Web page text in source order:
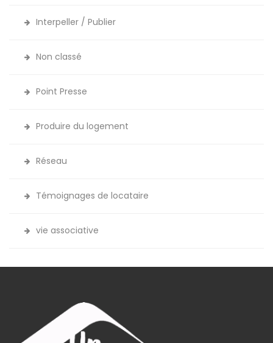
Interpeller / Publier
Non classé
Point Presse
Produire du logement
Réseau
Témoignages de locataire
vie associative